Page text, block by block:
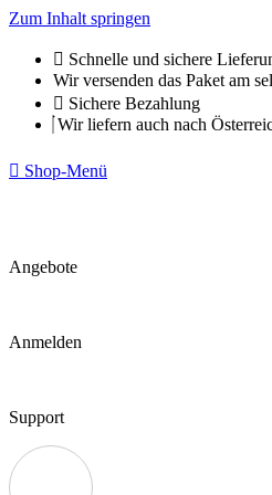
Zum Inhalt springen
Schnelle und sichere
Wir versenden das Paket am
Sichere Bezahlung
Wir liefern auch nach
Shop-Menü
Angebote
Anmelden
Support